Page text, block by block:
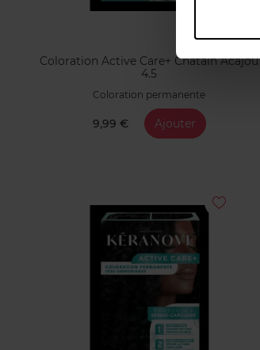
Coloration Active Care+ Chatain Acajou
4.5
Coloration permanente
9,99 € Ajouter